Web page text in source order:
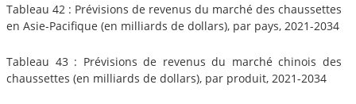
Tableau 42 : Prévisions de revenus du marché des chaussettes
en Asie-Pacifique (en milliards de dollars), par pays, 2021-2034
Tableau 43 : Prévisions de revenus du marché chinois des
chaussettes (en milliards de dollars), par produit, 2021-2034